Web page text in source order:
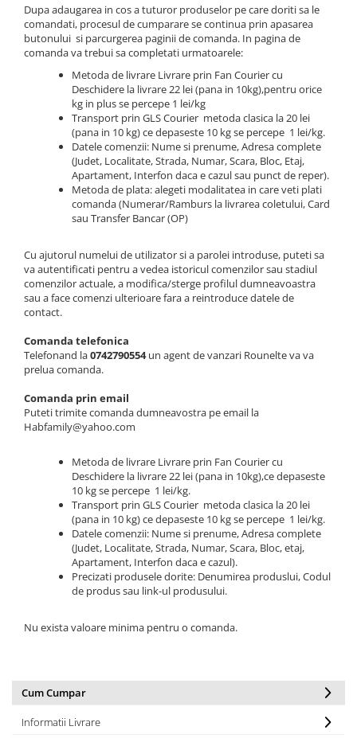
Aragazuri - cuptor electric
Aragazuri - cuptor gaz
Aragazuri Rustice
Plite pe gaz
Plite pe inductie
Plite vitroceramice
Articole Sanitare
Calorifere
Clesti & foarfece gradina
Cuptoare
Cuptoare cu microunde
Cuptoare cu microunde
Cuptoare electrice
Cuptoare incorporabile
legume
Electrocasnice mici
Articole Menaj
Espressoare & Cafetiere
Friteuze aer cald
Gratare Electrice
Masini de gheata
Masini de tocat carne
Masini de umplut carnati
Mixere bucatarie
Statii de calcat
Furtune & Sisteme Irigatii
Hote bucatarie
Laser nivel
Masini de Gaurit & Insurubat
Masini de gaurit fixe & banc
Masini de Polisat
Masti de sudura
Mixere & Amestecatoare Mortar
Motoare Electrice
Pistoale Aer Cald
Redresoare Auto
Rindele & Abricuri
Rotopercutoare
Burghie
Slefuitoare
Prese Hidraulice
Scari
Truse & Seturi Surubelnite
Unelte de mana
Chei pentru tevi & conducte
Clesti Pentru Nituri
Masini de Tuns Gazonul
Masini Gresie & Faianta
Profesionale
Ventuze Vaccum
Masti de Sudura
Mixere & Amestecatoare Adeziv
Motoburghie & Burghie
Motoferastraie cu Lant
Motopompe
Nivele Optice & Trepiede
Placi Compactoare
Polizoare
Pompe de Vopsit & Zugravit
Profesionale
Pompe Submersibile
Prelungitoare
Suflante & Aspiratoare
Taietoare de Beton & Asfalt
Trimmere & Motocoase
Truse de Scule & Unelte
Dupa adaugarea in cos a tuturor produselor pe care doriti sa le
comandati, procesul de cumparare se continua prin apasarea
butonului si parcurgerea paginii de comanda. In pagina de
comanda va trebui sa completati urmatoarele:
Metoda de livrare Livrare prin Fan Courier cu
Deschidere la livrare 22 lei (pana in 10kg),pentru orice
kg in plus se percepe 1 lei/kg
Transport prin GLS Courier metoda clasica la 20 lei
(pana in 10 kg) ce depaseste 10 kg se percepe 1 lei/kg.
Datele comenzii: Nume si prenume, Adresa complete
(Judet, Localitate, Strada, Numar, Scara, Bloc, Etaj,
Apartament, Interfon daca e cazul sau punct de reper).
Metoda de plata: alegeti modalitatea in care veti plati
comanda (Numerar/Ramburs la livrarea coletului, Card
sau Transfer Bancar (OP)
Cu ajutorul numelui de utilizator si a parolei introduse, puteti sa
va autentificati pentru a vedea istoricul comenzilor sau stadiul
comenzilor actuale, a modifica/sterge profilul dumneavoastra
sau a face comenzi ulterioare fara a reintroduce datele de
contact.
Comanda telefonica
Telefonand la0742790554un agent de vanzari Rounelte va va
prelua comanda.
Comanda prin email
Puteti trimite comanda dumneavostra pe email la
Habfamily@yahoo.com
Metoda de livrare Livrare prin Fan Courier cu
Deschidere la livrare 22 lei (pana in 10kg),ce depaseste
10 kg se percepe 1 lei/kg.
Transport prin GLS Courier metoda clasica la 20 lei
(pana in 10 kg) ce depaseste 10 kg se percepe 1 lei/kg.
Datele comenzii: Nume si prenume, Adresa complete
(Judet, Localitate, Strada, Numar, Scara, Bloc, etaj,
Apartament, Interfon daca e cazul).
Precizati produsele dorite: Denumirea produslui, Codul
de produs sau link-ul produsului.
Nu exista valoare minima pentru o comanda.
Cum Cumpar
Informatii Livrare